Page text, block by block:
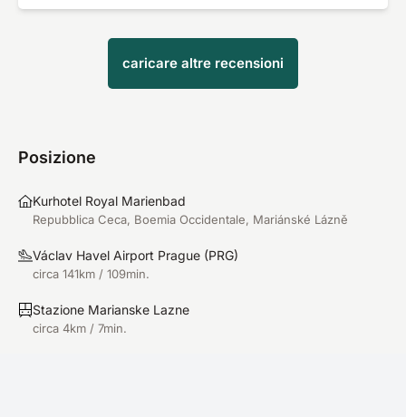
caricare altre recensioni
Posizione
Kurhotel Royal Marienbad
Repubblica Ceca, Boemia Occidentale, Mariánské Lázně
Václav Havel Airport Prague (PRG)
circa 141km / 109min.
Stazione Marianske Lazne
circa 4km / 7min.